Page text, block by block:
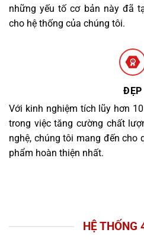
những yếu tố cơ bản này đã
cho hệ thống của chúng tôi.
ĐẸP
Với kinh nghiệm tích lũy hơn
trong việc tăng cường chất
nghệ, chúng tôi mang đến cho
phẩm hoàn thiện nhất.
HỆ THỐNG